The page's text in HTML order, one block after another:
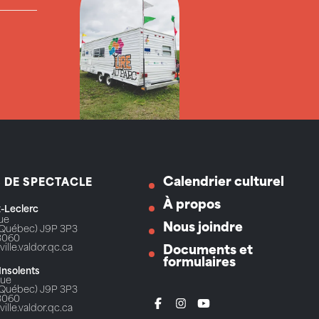
DE SPECTACLE
Leclerc
J9P 3P3
J9P 3P3
Calendrier culturel
À propos
Nous joindre
Documents et
formulaires